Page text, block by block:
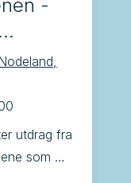
-
utdrag fra
som